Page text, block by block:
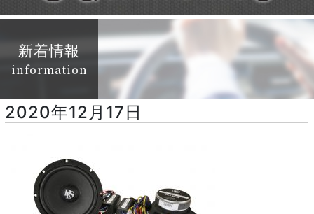
新着情報
- information -
2020年12月17日